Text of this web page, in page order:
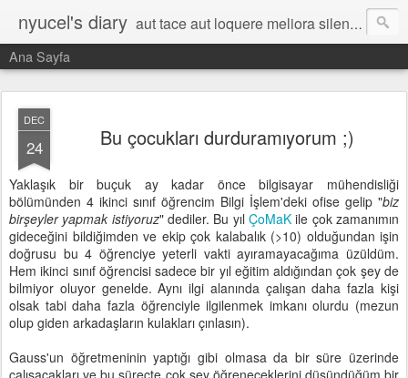
nyucel's diary aut tace aut loquere meliora silentio
Ana Sayfa
DEC
24 Bu çocukları durduramıyorum ;)
Yaklaşık bir buçuk ay kadar önce bilgisayar mühendisliği
bölümünden 4 ikinci sınıf öğrencim Bilgi İşlem'deki ofise gelip "biz
birşeyler yapmak istiyoruz" dediler. Bu yılÇoMaK ile çok zamanımın
gideceğini bildiğimden ve ekip çok kalabalık (>10) olduğundan işin
doğrusu bu 4 öğrenciye yeterli vakti ayıramayacağıma üzüldüm.
Hem ikinci sınıf öğrencisi sadece bir yıl eğitim aldığından çok şey de
bilmiyor oluyor genelde. Aynı ilgi alanında çalışan daha fazla kişi
olsak tabi daha fazla öğrenciyle ilgilenmek imkanı olurdu (mezun
olup giden arkadaşların kulakları çınlasın).
Gauss'un öğretmeninin yaptığı gibi olmasa da bir süre üzerinde
çalışacakları ve bu süreçte çok şey öğreneceklerini düşündüğüm bir